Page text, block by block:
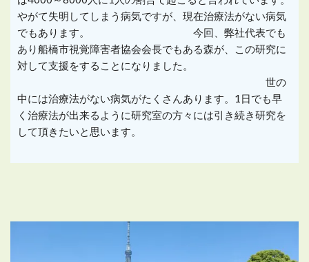
やがて失明してしまう病気ですが、現在治療法がない病気
でもあります。 今回、弊社代表でも
あり船橋市視覚障害者協会会長でもある森が、この研究に
対して支援をすることになりました。
世の
中には治療法がない病気がたくさんあります。1日でも早
く治療法が出来るように研究室の方々には引き続き研究を
して頂きたいと思います。